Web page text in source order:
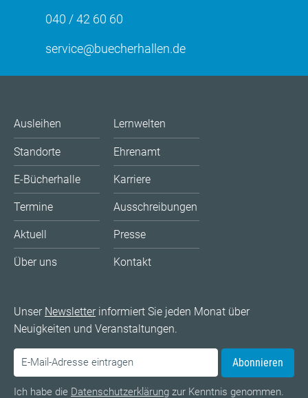
040 / 42 60 60
service@buecherhallen.de
Ausleihen
Standorte
E-Bücherhalle
Termine
Aktuell
Über uns
Lernwelten
Ehrenamt
Karriere
Ausschreibungen
Presse
Kontakt
Unser Newsletterinformiert Sie jeden Monat über
Neuigkeiten und Veranstaltungen.
Abonnieren
Ich habe die Datenschutzerklärung zur Kenntnis genommen.